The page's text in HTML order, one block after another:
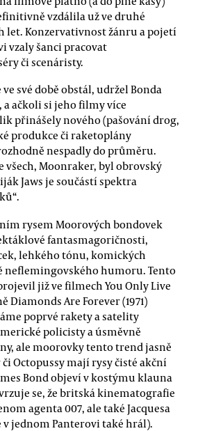
vzdálila už ve druhé
let. Konzervativnost žánru a pojetí
vzaly šanci pracovat
či scenáristy.
své době obstál, udržel Bonda
ačkoli si jeho filmy více
přinášely nového (pašování drog,
produkce či raketoplány
nespadly do průměru.
Moonraker, byl obrovský
Jaws je součástí spektra
rysem Moorových bondovek
fantasmagoričnosti,
lehkého tónu, komických
neflemingovského humoru. Tento
již ve filmech You Only Live
Diamonds Are Forever (1971)
poprvé rakety a satelity
policisty a úsměvně
ale moorovky tento trend jasně
Octopussy mají rysy čisté akční
Bond objeví v kostýmu klauna
se, že britská kinematografie
agenta 007, ale také Jacquesa
v jednom Panterovi také hrál).